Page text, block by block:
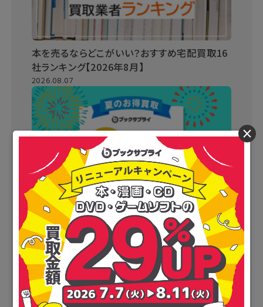
本を売るならどこがいい？おすすめ宅配買取16
社ランキング【2026年8月】
2026.08.07
ブックサプライキャンペーンまとめ情報【2026
年最新】買取金額がさらにUPするチャンス！
2026.07.31
×